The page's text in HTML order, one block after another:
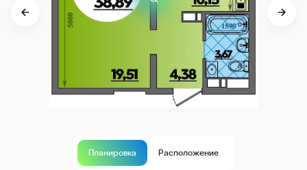
Планировка Расположение